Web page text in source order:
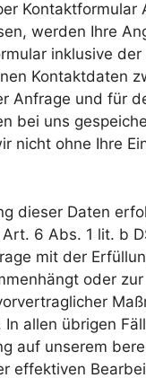
Kontaktformular
werden Ihre
inklusive der
Kontaktdaten
Anfrage und für
bei uns
nicht ohne Ihre
dieser Daten
6 Abs. 1 lit. b
mit der
oder zur
allen übrigen
auf unserem
effektiven